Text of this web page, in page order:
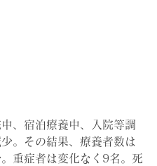
、宿泊療養中、入院等調
。その結果、 療養者数は
重症者は変化なく9名。死